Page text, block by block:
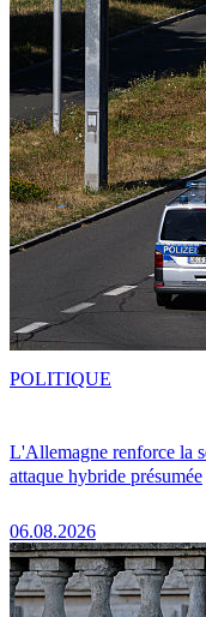
L'Allemagne renforce la
attaque hybride présumée
06.08.2026
POLITIQUE